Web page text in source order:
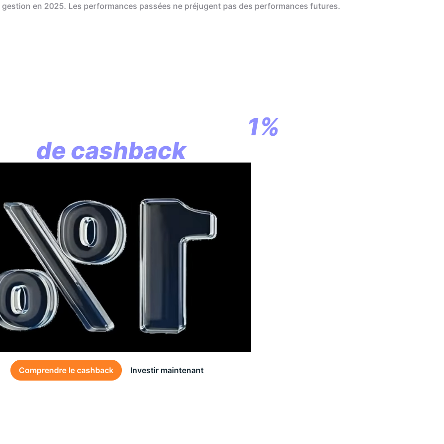
en 2025. Les performances passées ne préjugent pas des performances futures.
1%
de cashback
Comprendre le cashback Investir maintenant